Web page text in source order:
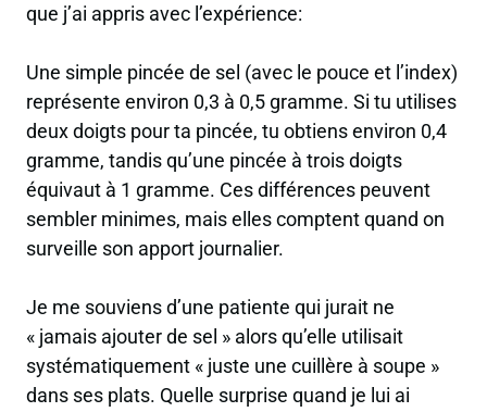
que j’ai appris avec l’expérience:
Une simple pincée de sel (avec le pouce et l’index)
représente environ 0,3 à 0,5 gramme. Si tu utilises
deux doigts pour ta pincée, tu obtiens environ 0,4
gramme, tandis qu’une pincée à trois doigts
équivaut à 1 gramme. Ces différences peuvent
sembler minimes, mais elles comptent quand on
surveille son apport journalier.
Je me souviens d’une patiente qui jurait ne
« jamais ajouter de sel » alors qu’elle utilisait
systématiquement « juste une cuillère à soupe »
dans ses plats. Quelle surprise quand je lui ai